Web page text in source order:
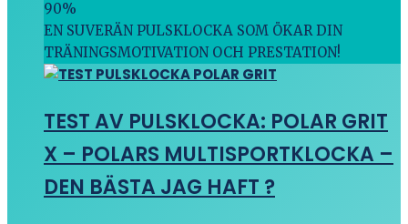
90%
EN SUVERÄN PULSKLOCKA SOM ÖKAR DIN
TRÄNINGSMOTIVATION OCH PRESTATION!
TEST AV PULSKLOCKA: POLAR GRIT
X – POLARS MULTISPORTKLOCKA –
DEN BÄSTA JAG HAFT ?